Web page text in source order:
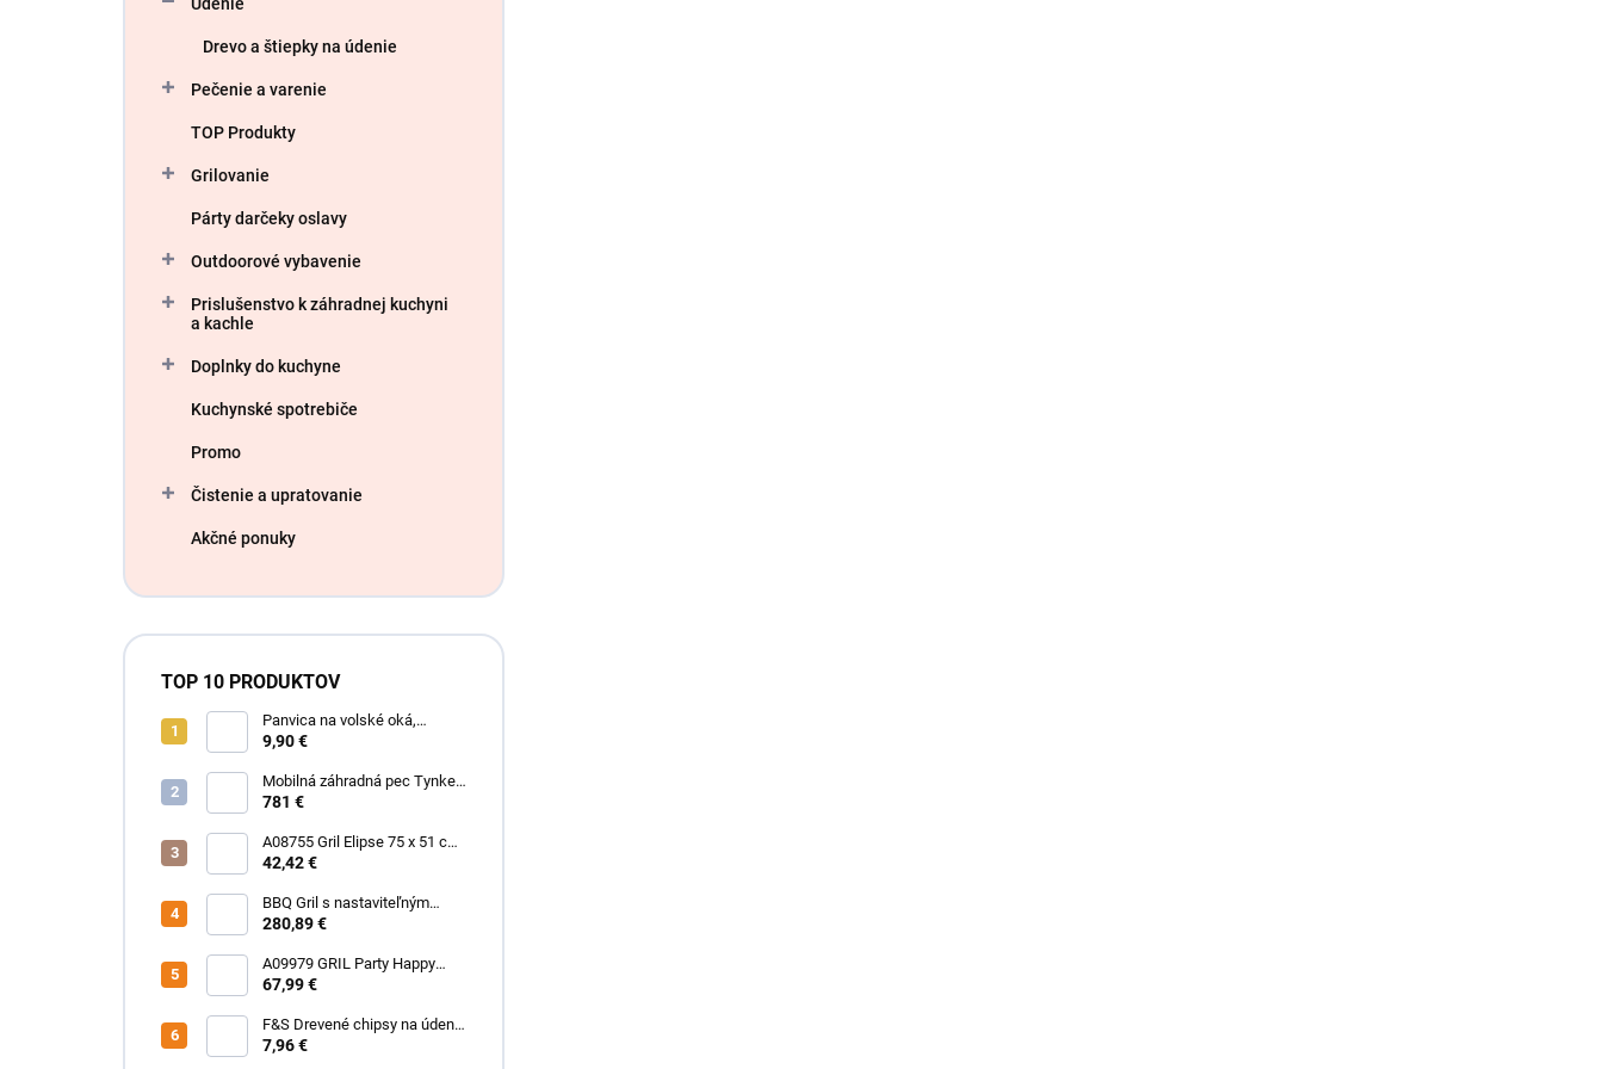
Drevo a štiepky na údenie
Pečenie a varenie
TOP Produkty
Grilovanie
Párty darčeky oslavy
Outdoorové vybavenie
Prislušenstvo k záhradnej kuchyni
a kachle
Doplnky do kuchyne
Kuchynské spotrebiče
Promo
Čistenie a upratovanie
Akčné ponuky
TOP 10 PRODUKTOV
Panvica na volské oká,
smaltovaná 22 cm
9,90 €
Mobilná záhradná pec Tynker
AiO Etalon
781 €
A08755 Gril Elipse 75 x 51 cm
Happy Green
42,42 €
BBQ Gril s nastaviteľným
roštom PERFECT HOME
280,89 €
A09979 GRIL Party Happy
Green
67,99 €
F&S Drevené chipsy na údenie
cezmínolisty dub 700 g
7,96 €